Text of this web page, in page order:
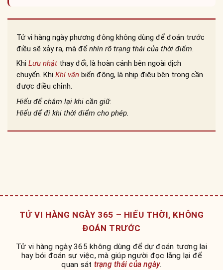
Tử vi hàng ngày phương đông không dùng để đoán trước
điều sẽ xảy ra, mà đểnhìn rõ trạng thái của thời điểm.
Khi Lưu nhật thay đổi, là hoàn cảnh bên ngoài dịch
chuyển. Khi Khí vận biến động, là nhịp điệu bên trong cần
được điều chỉnh.
Hiểu để chậm lại khi cần giữ.
Hiểu để đi khi thời điểm cho phép.
TỬ VI HÀNG NGÀY 365 – HIỂU THỜI, KHÔNG
ĐOÁN TRƯỚC
Tử vi hàng ngày 365 không dùng để dự đoán tương lai
hay bói đoán sự việc, mà giúp người đọc lắng lại để
quan sát trạng thái của ngày.